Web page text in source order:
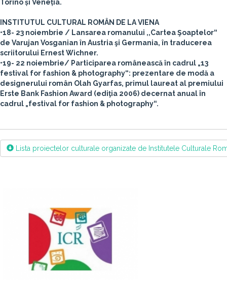
Torino și Veneția.
INSTITUTUL CULTURAL ROMÂN DE LA VIENA
•18- 23 noiembrie / Lansarea romanului ,,Cartea Şoaptelor“
de Varujan Vosganian în Austria şi Germania, în traducerea
scriitorului Ernest Wichner.
•19- 22 noiembrie/ Participarea românească în cadrul „13
festival for fashion & photography“: prezentare de modă a
designerului român Olah Gyarfas, primul laureat al premiului
Erste Bank Fashion Award (ediţia 2006) decernat anual în
cadrul „festival for fashion & photography“.
Lista proiectelor culturale organizate de Institutele Culturale